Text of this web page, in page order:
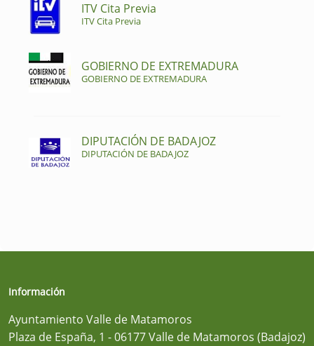
ITV Cita Previa
ITV Cita Previa
GOBIERNO DE EXTREMADURA
GOBIERNO DE EXTREMADURA
DIPUTACIÓN DE BADAJOZ
DIPUTACIÓN DE BADAJOZ
Información
Ayuntamiento Valle de Matamoros
Plaza de España, 1 - 06177 Valle de Matamoros (Badajoz)